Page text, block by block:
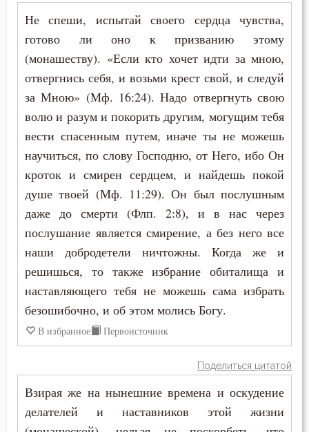
Чтение
Не спеши, испытай своего сердца чувства,
готово ли оно к призванию этому
(монашеству). «Если кто хочет идти за мною,
отвергнись себя, и возьми крест свой, и следуй
за Мною» (Мф. 16:24). Надо отвергнуть свою
волю и разум и покорить другим, могущим тебя
вести спасенным путем, иначе ты не можешь
научиться, по слову Господню, от Него, ибо Он
кроток и смирен сердцем, и найдешь покой
душе твоей (Мф. 11:29). Он был послушным
даже до смерти (Флп. 2:8), и в нас через
послушание является смирение, а без него все
наши добродетели ничтожны. Когда же и
решишься, то также избрание обиталища и
наставляющего тебя не можешь сама избрать
безошибочно, и об этом молись Богу.
В избранное Первоисточник
Поделиться цитатой
Взирая же на нынешние времена и оскудение
делателей и наставников этой жизни